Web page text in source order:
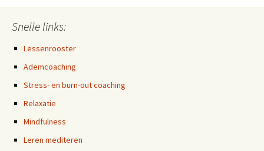
Snelle links:
Lessenrooster
Ademcoaching
Stress- en burn-out coaching
Relaxatie
Mindfulness
Leren mediteren